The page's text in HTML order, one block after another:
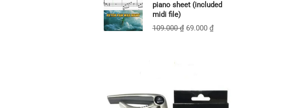
piano sheet (included
midi file)
109.000₫ 69.000 ₫